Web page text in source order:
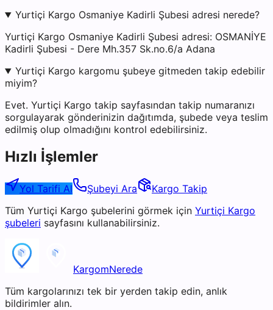
Yurtiçi Kargo Osmaniye Kadirli Şubesi adresi nerede?
Yurtiçi Kargo Osmaniye Kadirli Şubesi adresi: OSMANİYE
Kadirli Şubesi - Dere Mh.357 Sk.no.6/a Adana
Yurtiçi Kargo kargomu şubeye gitmeden takip edebilir
miyim?
Evet. Yurtiçi Kargo takip sayfasından takip numaranızı
sorgulayarak gönderinizin dağıtımda, şubede veya teslim
edilmiş olup olmadığını kontrol edebilirsiniz.
Hızlı İşlemler
Yol Tarifi Al Şubeyi Ara
Kargo Takip
Tüm Yurtiçi Kargo şubelerini görmek için Yurtiçi Kargo
şubeleri sayfasını kullanabilirsiniz.
KargomNerede
Tüm kargolarınızı tek bir yerden takip edin, anlık
bildirimler alın.